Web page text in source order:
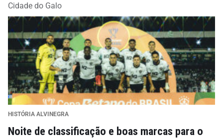
Cidade do Galo
HISTÓRIA ALVINEGRA
Noite de classificação e boas marcas para o